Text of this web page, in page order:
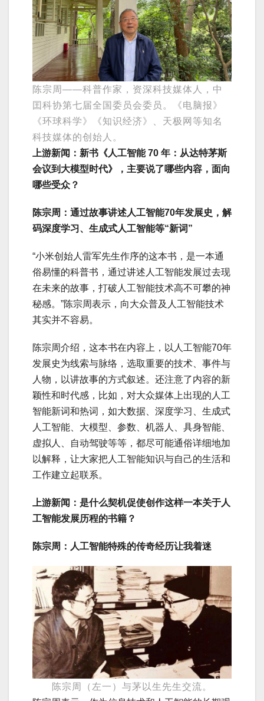
陈宗周——科普作家，资深科技媒体人，中
囯科协第七届全国委员会委员。《电脑报》
《环球科学》《知识经济》、天极网等知名
科技媒体的创始人。
上游新闻：新书《人工智能 70 年：从达特茅斯
会议到大模型时代》，主要说了哪些内容，面向
哪些受众？
陈宗周：通过故事讲述人工智能70年发展史，解
码深度学习、生成式人工智能等“新词”
“小米创始人雷军先生作序的这本书，是一本通
俗易懂的科普书，通过讲述人工智能发展过去现
在未来的故事，打破人工智能技术高不可攀的神
秘感。”陈宗周表示，向大众普及人工智能技术
其实并不容易。
陈宗周介绍，这本书在内容上，以人工智能70年
发展史为线索与脉络，选取重要的技术、事件与
人物，以讲故事的方式叙述。还注意了内容的新
颖性和时代感，比如，对大众媒体上出现的人工
智能新词和热词，如大数据、深度学习、生成式
人工智能、大模型、参数、机器人、具身智能、
虚拟人、自动驾驶等等，都尽可能通俗详细地加
以解释，让大家把人工智能知识与自己的生活和
工作建立起联系。
上游新闻：是什么契机促使创作这样一本关于人
工智能发展历程的书籍？
陈宗周：人工智能特殊的传奇经历让我着迷
陈宗周（左一）与茅以生先生交流。